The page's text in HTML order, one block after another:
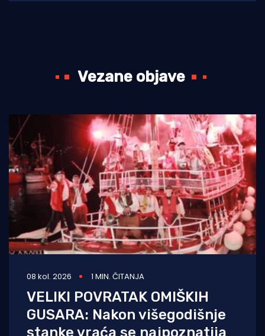
Vezane objave
08 kol. 2026 1 MIN. ČITANJA
VELIKI POVRATAK OMIŠKIH
GUSARA: Nakon višegodišnje
stanke vraća se najpoznatija